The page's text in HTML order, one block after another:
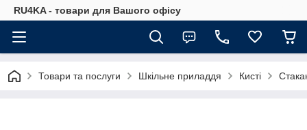
RU4KA - товари для Вашого офісу
Товари та послуги Шкільне приладдя Кисті